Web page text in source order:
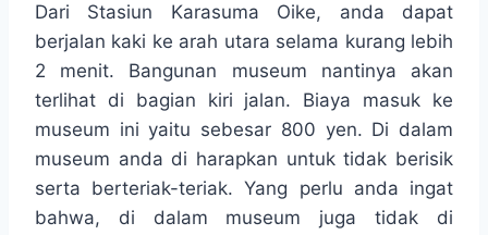
Dari Stasiun Karasuma Oike, anda dapat
berjalan kaki ke arah utara selama kurang lebih
2 menit. Bangunan museum nantinya akan
terlihat di bagian kiri jalan. Biaya masuk ke
museum ini yaitu sebesar 800 yen. Di dalam
museum anda di harapkan untuk tidak berisik
serta berteriak-teriak. Yang perlu anda ingat
bahwa, di dalam museum juga tidak di